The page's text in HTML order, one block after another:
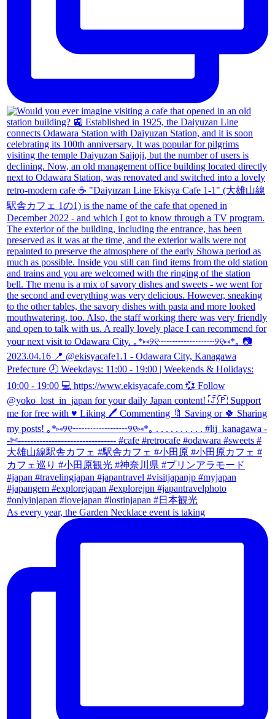
As every year, the Garden Necklace event is taking